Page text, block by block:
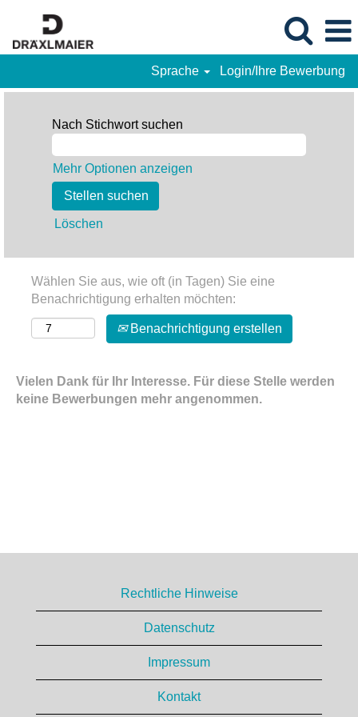
Sprache Login/Ihre Bewerbung
Nach Stichwort suchen
Mehr Optionen anzeigen
Löschen
Wählen Sie aus, wie oft (in Tagen) Sie eine
Benachrichtigung erhalten möchten:
Benachrichtigung erstellen
Vielen Dank für Ihr Interesse. Für diese Stelle werden
keine Bewerbungen mehr angenommen.
Rechtliche Hinweise
Datenschutz
Impressum
Kontakt